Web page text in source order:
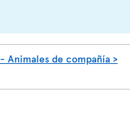
Animales de compañía >